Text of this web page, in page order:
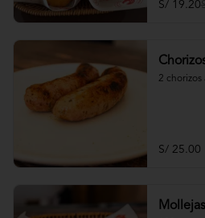
S/ 19.20
2 chorizos
S/ 25.00